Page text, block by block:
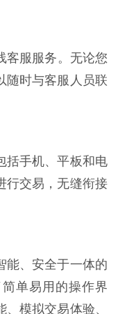
客服服务。无论您
随时与客服人员联
括手机、平板和电
行交易，无缝衔接
能、安全于一体的
单易用的操作界
模拟交易体验、